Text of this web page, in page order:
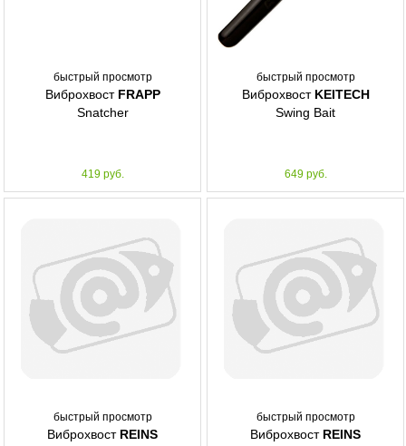
быстрый просмотр
Виброхвост FRAPP
Snatcher
419 руб.
быстрый просмотр
Виброхвост KEITECH
Swing Bait
649 руб.
быстрый просмотр
Виброхвост REINS
быстрый просмотр
Виброхвост REINS